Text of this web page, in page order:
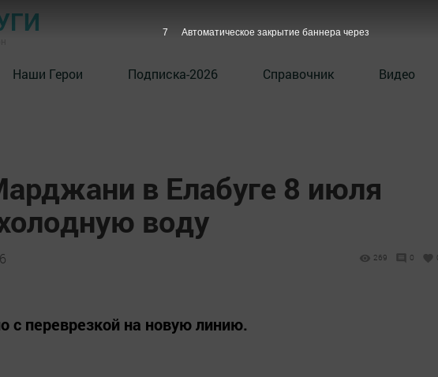
Наши Герои Подписка-2026 Справочник Видео
в Елабуге 8 июля
воду
269 0
с переврезкой на новую линию.
6 Автоматическое закрытие баннера через